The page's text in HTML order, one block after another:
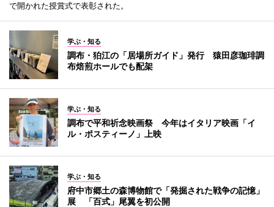
で開かれた授賞式で表彰された。
学ぶ・知る
調布・狛江の「居場所ガイド」発行 猿田彦珈琲調
布焙煎ホールでも配架
学ぶ・知る
調布で平和祈念映画祭 今年はイタリア映画「イ
ル・ポスティーノ」上映
学ぶ・知る
府中市郷土の森博物館で「発掘された戦争の記憶」
展 「百式」尾翼を初公開